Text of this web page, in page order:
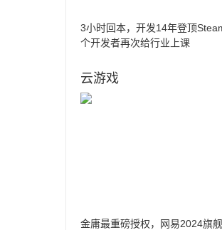
3小时回本，开发14年登顶
个开发者再次给行业上课
云游戏
金庸最重磅授权，网易2024旗